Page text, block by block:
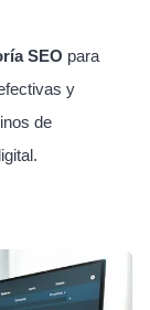
SEO para
y
de